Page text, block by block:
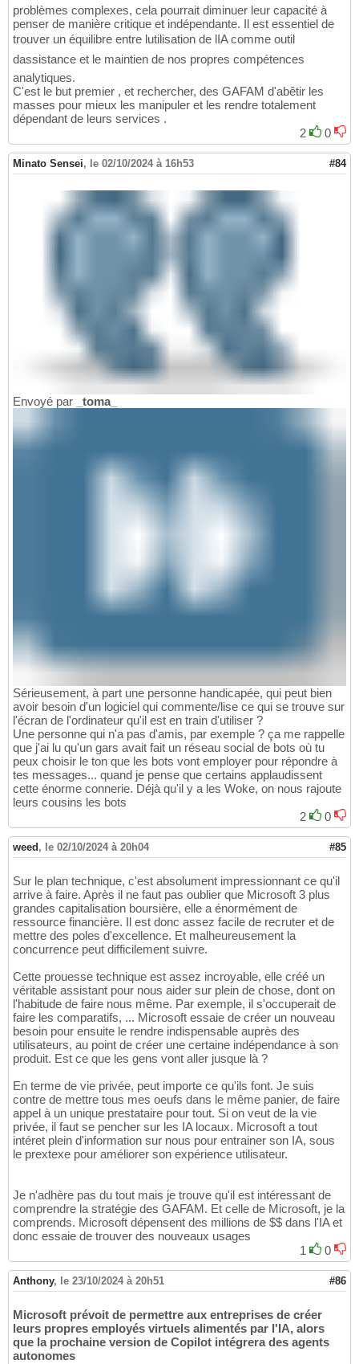
problèmes complexes, cela pourrait diminuer leur capacité à
penser de manière critique et indépendante. Il est essentiel de
trouver un équilibre entre lutilisation de lIA comme outil
dassistance et le maintien de nos propres compétences
analytiques.
C'est le but premier , et rechercher, des GAFAM d'abêtir les
masses pour mieux les manipuler et les rendre totalement
dépendant de leurs services .
2
0
Minato Sensei, le 02/10/2024 à 16h53 #84
Envoyé par _toma_
Sérieusement, à part une personne handicapée, qui peut bien
avoir besoin d'un logiciel qui commente/lise ce qui se trouve sur
l'écran de l'ordinateur qu'il est en train d'utiliser ?
Une personne qui n'a pas d'amis, par exemple ? ça me rappelle
que j'ai lu qu'un gars avait fait un réseau social de bots où tu
peux choisir le ton que les bots vont employer pour répondre à
tes messages... quand je pense que certains applaudissent
cette énorme connerie. Déjà qu'il y a les Woke, on nous rajoute
leurs cousins les bots
2
0
weed , le 02/10/2024 à 20h04 #85
Sur le plan technique, c'est absolument impressionnant ce qu'il
arrive à faire. Après il ne faut pas oublier que Microsoft 3 plus
grandes capitalisation boursière, elle a énormément de
ressource financière. Il est donc assez facile de recruter et de
mettre des poles d'excellence. Et malheureusement la
concurrence peut difficilement suivre.
Cette prouesse technique est assez incroyable, elle créé un
véritable assistant pour nous aider sur plein de chose, dont on
l'habitude de faire nous même. Par exemple, il s'occuperait de
faire les comparatifs, ... Microsoft essaie de créer un nouveau
besoin pour ensuite le rendre indispensable auprès des
utilisateurs, au point de créer une certaine indépendance à son
produit. Est ce que les gens vont aller jusque là ?
En terme de vie privée, peut importe ce qu'ils font. Je suis
contre de mettre tous mes oeufs dans le même panier, de faire
appel à un unique prestataire pour tout. Si on veut de la vie
privée, il faut se pencher sur les IA locaux. Microsoft a tout
intéret plein d'information sur nous pour entrainer son IA, sous
le prextexe pour améliorer son expérience utilisateur.
Je n'adhère pas du tout mais je trouve qu'il est intéressant de
comprendre la stratégie des GAFAM. Et celle de Microsoft, je la
comprends. Microsoft dépensent des millions de $$ dans l'IA et
donc essaie de trouver des nouveaux usages
1
0
Anthony, le 23/10/2024 à 20h51 #86
Microsoft prévoit de permettre aux entreprises de créer
leurs propres employés virtuels alimentés par l'IA, alors
que la prochaine version de Copilot intégrera des agents
autonomes